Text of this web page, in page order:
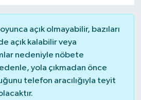
açık olmayabilir, bazıları
açık kalabilir veya
nedeniyle nöbete
yola çıkmadan önce
telefon aracılığıyla teyit